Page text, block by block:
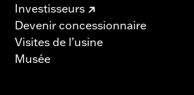
Investisseurs
Devenir concessionnaire
Visites de l’usine
Musée